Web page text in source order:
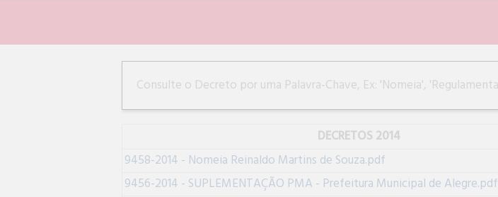
DECRETOS 2014
9458-2014 - Nomeia Reinaldo Martins de Souza.pdf
9456-2014 - SUPLEMENTAÇÃO PMA - Prefeitura Municipal de Alegre.pdf